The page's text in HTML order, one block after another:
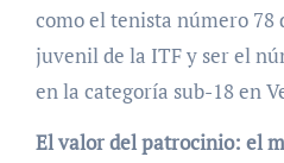
como el tenista número
juvenil de la ITF y ser el
en la categoría sub-18 en
El valor del patrocinio: el